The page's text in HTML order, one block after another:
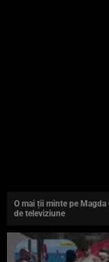
O mai ții minte pe
de televiziune